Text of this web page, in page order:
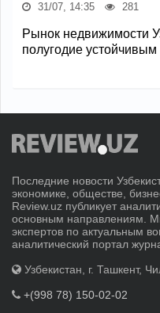
31/07, 14:35 281
Рынок недвижимости
полугодие устойчивым
Последние новости
экономике, обществе,
Review.uz публикует
основным направлениям.
экспертов по актуальным
аналитический портал
Узбекистан, г. Ташкент,
+(998 78) 150-02-02